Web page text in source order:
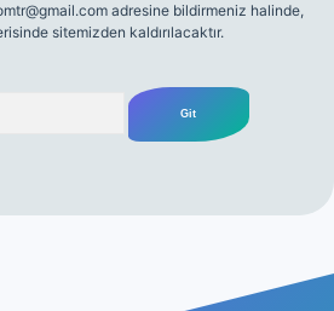
adresine bildirmeniz halinde,
sitemizden kaldırılacaktır.